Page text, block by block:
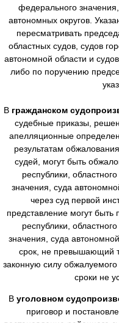
федерального
автономных округов.
пересматривать
областных судов, судов
автономной области и
либо по поручению
В гражданском
судебные приказы,
апелляционные
результатам
судей, могут быть
республики,
значения, суда
через суд первой
представление могут быть
республики,
значения, суда
срок, не превышающий
законную силу
сроки не
В уголовном
приговор и